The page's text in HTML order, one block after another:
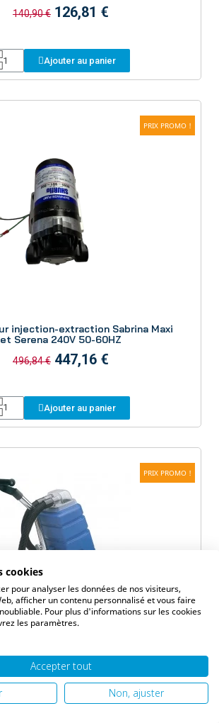
140,90 € 126,81 €
Ajouter au panier
PRIX PROMO !
injection-extraction Sabrina Maxi
et Serena 240V 50-60HZ
496,84 € 447,16 €
Ajouter au panier
Aperçu
PRIX PROMO !
moquettes avec brosse
Sharon 27cm 12L
2 072,00 € 1 657,60 €
cookies
pour analyser les données de nos visiteurs,
afficher un contenu personnalisé et vous faire
Pour plus d'informations sur les cookies
les paramètres.
Accepter tout
Non, ajuster